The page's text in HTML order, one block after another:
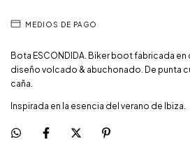
MEDIOS DE PAGO
Bota ESCONDIDA. Biker boot fabricada
diseño volcado & abuchonado. De punta
caña.
Inspirada en la esencia del verano de Ibiza.